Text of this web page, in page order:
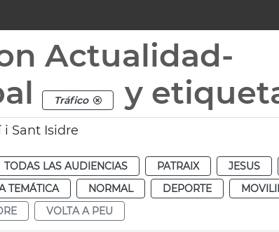
Actualidad-
Tráfico y
i Sant Isidre
TODAS LAS AUDIENCIAS PATRAIX JESUS
TEMÁTICA NORMAL DEPORTE
VOLTA A PEU